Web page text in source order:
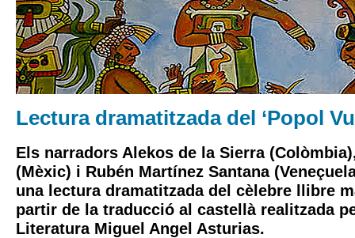
Lectura dramatitzada del ‘Popol
Els narradors Alekos de la Sierra
(Mèxic) i Rubén Martínez Santana
una lectura dramatitzada del cèlebre llibre
partir de la traducció al castellà realitzada
Literatura Miguel Angel Asturias.